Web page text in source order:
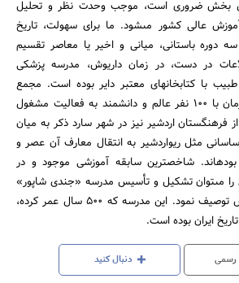
بخش ضرورى است، موجب وحدت نظر و تحلیل
آموزش عالى کشور مى‏شود. ما براى سهولت، تاریخ
دوره باستانى، میانى و اخیر یا معاصر تقسیم
در دست، در زمان داریوش، مدرسه پزشکى
با کتابخانه‏اى معتبر دایر بوده است. مجمع
علمى همدان نیز در آن زمان با 100 نفر عالم و دانشمند به فعالیت مشغول
فرهنگستان اردشیر نیز در شهر سارد ذکر به میان
مثل ریواردشیر به انتقال معارف آن عصر و
شاخص‏ترین سابقه آموزشى موجود و در
را مى‏توان تشکیل و تأسیس مدرسه «جندى شاپور»
در شرق محل فعلى شوش توصیف نمود. این مدرسه که 500 سال عمر کرده،
ایران بوده است.
دنبال کنید